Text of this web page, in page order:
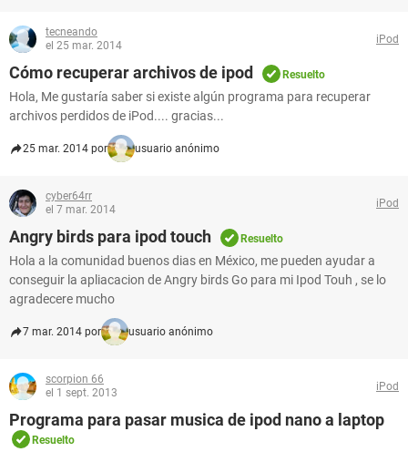
tecneando
el 25 mar. 2014
iPod
Cómo recuperar archivos de ipod Resuelto
Hola, Me gustaría saber si existe algún programa para recuperar
archivos perdidos de iPod.... gracias...
25 mar. 2014 por usuario anónimo
cyber64rr
el 7 mar. 2014
iPod
Angry birds para ipod touch Resuelto
Hola a la comunidad buenos dias en México, me pueden ayudar a
conseguir la apliacacion de Angry birds Go para mi Ipod Touh , se lo
agradecere mucho
7 mar. 2014 por usuario anónimo
scorpion 66
el 1 sept. 2013
iPod
Programa para pasar musica de ipod nano a laptop
Resuelto